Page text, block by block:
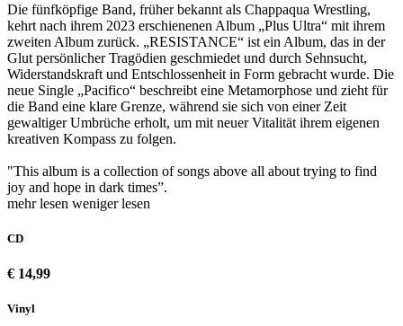
Die fünfköpfige Band, früher bekannt als Chappaqua Wrestling,
kehrt nach ihrem 2023 erschienenen Album „Plus Ultra“ mit ihrem
zweiten Album zurück. „RESISTANCE“ ist ein Album, das in der
Glut persönlicher Tragödien geschmiedet und durch Sehnsucht,
Widerstandskraft und Entschlossenheit in Form gebracht wurde. Die
neue Single „Pacifico“ beschreibt eine Metamorphose und zieht für
die Band eine klare Grenze, während sie sich von einer Zeit
gewaltiger Umbrüche erholt, um mit neuer Vitalität ihrem eigenen
kreativen Kompass zu folgen.
"This album is a collection of songs above all about trying to find
joy and hope in dark times”.
mehr lesen weniger lesen
CD
€ 14,99
Vinyl